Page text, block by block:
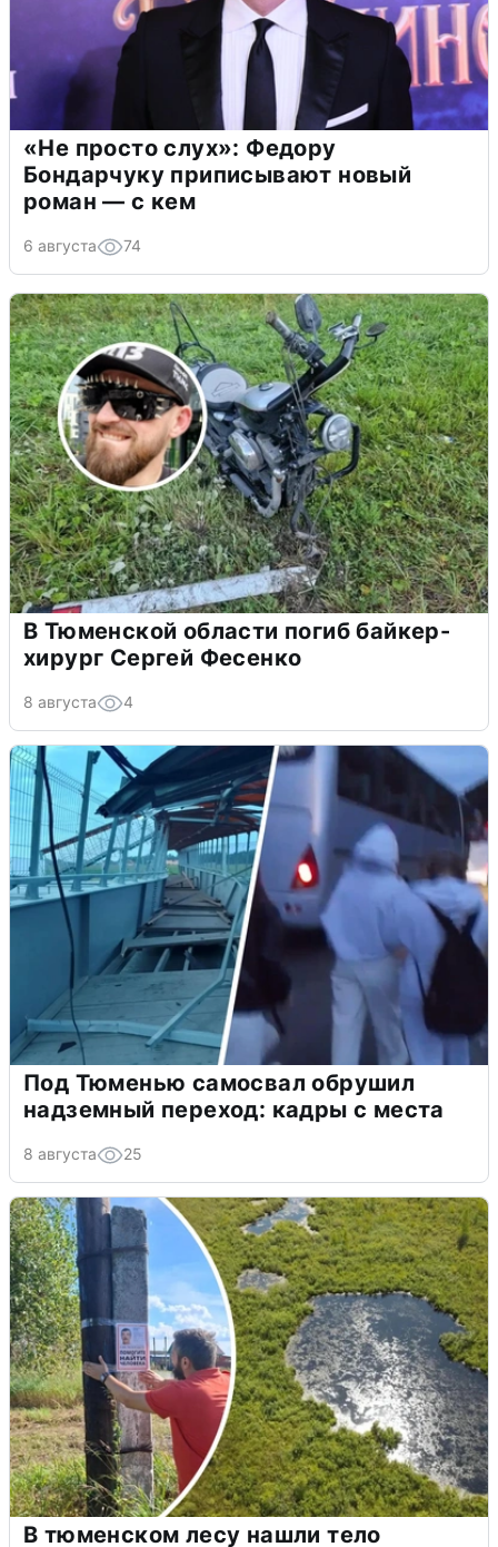
«Не просто слух»: Федору
Бондарчуку приписывают новый
роман — с кем
6 августа 74
В Тюменской области погиб байкер-
хирург Сергей Фесенко
8 августа 4
Под Тюменью самосвал обрушил
надземный переход: кадры с места
8 августа 25
В тюменском лесу нашли тело